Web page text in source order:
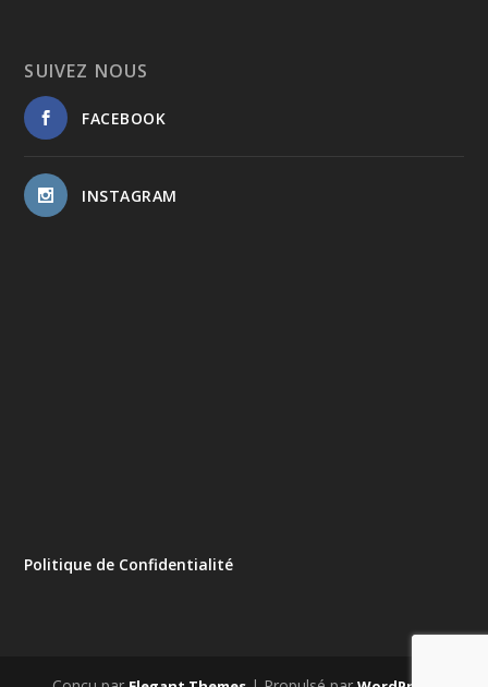
SUIVEZ NOUS
FACEBOOK
INSTAGRAM
Politique de Confidentialité